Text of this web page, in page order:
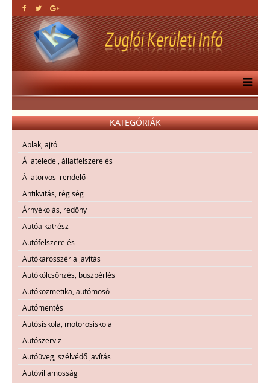
KATEGÓRIÁK
Ablak, ajtó
Állateledel, állatfelszerelés
Állatorvosi rendelő
Antikvitás, régiség
Árnyékolás, redőny
Autóalkatrész
Autófelszerelés
Autókarosszéria javítás
Autókölcsönzés, buszbérlés
Autókozmetika, autómosó
Autómentés
Autósiskola, motorosiskola
Autószerviz
Autóüveg, szélvédő javítás
Autóvillamosság